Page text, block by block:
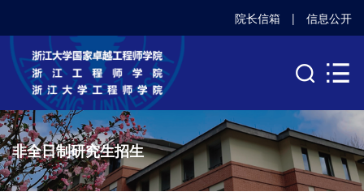
院长信箱 | 信息公开
非全日制研究生招生